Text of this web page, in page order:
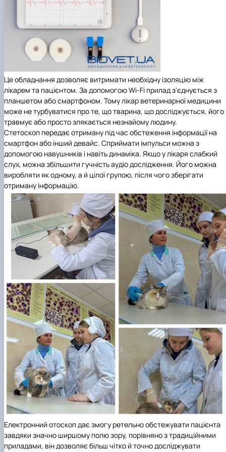
Це обладнання дозволяє витримати необхідну ізоляцію між
лікарем та пацієнтом. За допомогою Wi-Fi прилад з'єднується з
планшетом або смартфоном. Тому лікар ветеринарної медицини
може не турбуватися про те, що тварина, що досліджується, його
травмує або просто злякається незнайому людину.
Стетоскоп передає отриману під час обстеження інформації на
смартфон або інший девайс. Сприймати імпульси можна з
допомогою навушників і навіть динаміка. Якщо у лікаря слабкий
слух, можна збільшити гучність аудіо дослідження. Його можна
виробляти як одному, а й цілої групою, після чого зберігати
отриману інформацію.
Електронний отоскоп дає змогу ретельно обстежувати пацієнта
завдяки значно ширшому полю зору, порівняно з традиційними
приладами, він дозволяє більш чітко й точно досліджувати